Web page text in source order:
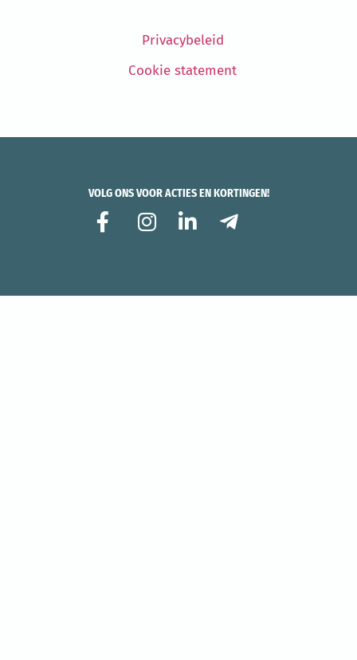
Privacybeleid
Cookie statement
VOLG ONS VOOR ACTIES EN KORTINGEN!